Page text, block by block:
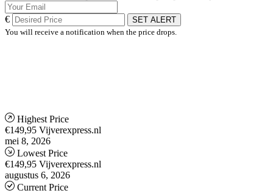
€
SET ALERT
You will receive a notification when the price drops.
Highest Price
€149,95 Vijverexpress.nl
mei 8, 2026
Lowest Price
€149,95 Vijverexpress.nl
augustus 6, 2026
Current Price